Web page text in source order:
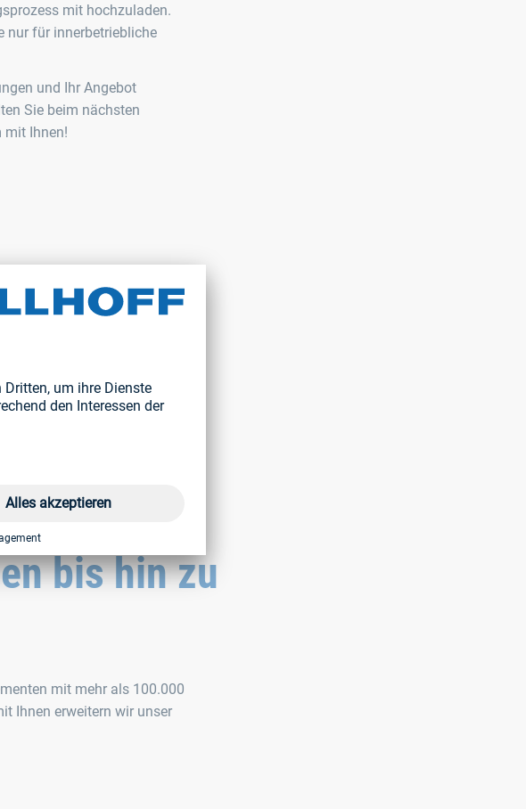
mit hochzuladen.
nur für innerbetriebliche
und Ihr Angebot
Sie beim nächsten
mit Ihnen!
Produktportfolio
bis hin zu
mit mehr als 100.000
Ihnen erweitern wir unser